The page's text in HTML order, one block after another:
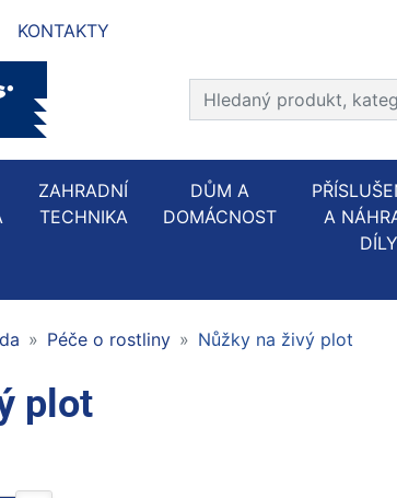
KONTAKTY
Prohledat web
ZAHRADNÍ
TECHNIKA
DŮM A
DOMÁCNOST
A
DÍLY
Péče o rostliny Nůžky na živý plot
plot